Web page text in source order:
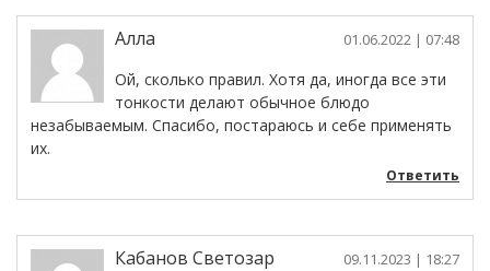
Алла 01.06.2022 | 07:48
Ой, сколько правил. Хотя да, иногда все эти
тонкости делают обычное блюдо
незабываемым. Спасибо, постараюсь и себе применять
их.
Ответить
Кабанов Светозар 09.11.2023 | 18:27